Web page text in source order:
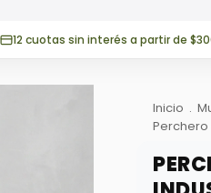
12 cuotas sin interés a partir de
Inicio .
Perchero